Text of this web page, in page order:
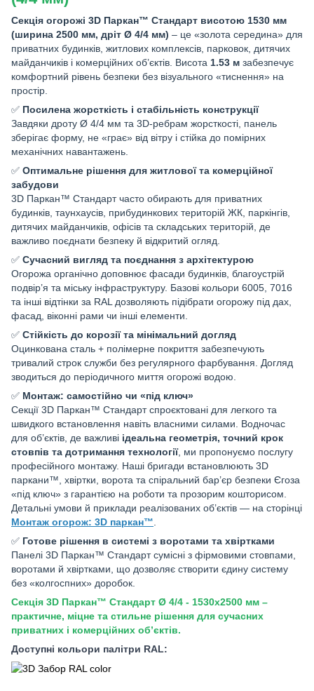
Секція огорожі 3D Паркан™ Стандарт висотою 1530 мм
(ширина 2500 мм, дріт Ø 4/4 мм) – це «золота середина» для
приватних будинків, житлових комплексів, парковок, дитячих
майданчиків і комерційних об’єктів. Висота 1.53 м забезпечує
комфортний рівень безпеки без візуального «тиснення» на
простір.
✅ Посилена жорсткість і стабільність конструкції
Завдяки дроту Ø 4/4 мм та 3D-ребрам жорсткості, панель
зберігає форму, не «грає» від вітру і стійка до помірних
механічних навантажень.
✅ Оптимальне рішення для житлової та комерційної
забудови
3D Паркан™ Стандарт часто обирають для приватних
будинків, таунхаусів, прибудинкових територій ЖК, паркінгів,
дитячих майданчиків, офісів та складських територій, де
важливо поєднати безпеку й відкритий огляд.
✅ Сучасний вигляд та поєднання з архітектурою
Огорожа органічно доповнює фасади будинків, благоустрій
подвір’я та міську інфраструктуру. Базові кольори 6005, 7016
та інші відтінки за RAL дозволяють підібрати огорожу під дах,
фасад, віконні рами чи інші елементи.
✅ Стійкість до корозії та мінімальний догляд
Оцинкована сталь + полімерне покриття забезпечують
тривалий строк служби без регулярного фарбування. Догляд
зводиться до періодичного миття огорожі водою.
✅ Монтаж: самостійно чи «під ключ»
Секції 3D Паркан™ Стандарт спроєктовані для легкого та
швидкого встановлення навіть власними силами. Водночас
для об’єктів, де важливі ідеальна геометрія, точний крок
стовпів та дотримання технології, ми пропонуємо послугу
професійного монтажу. Наші бригади встановлюють 3D
паркани™, хвіртки, ворота та спіральний бар’єр безпеки Єгоза
«під ключ» з гарантією на роботи та прозорим кошторисом.
Детальні умови й приклади реалізованих об’єктів — на сторінці
Монтаж огорож: 3D паркан™
✅ Готове рішення в системі з воротами та хвіртками
Панелі 3D Паркан™ Стандарт сумісні з фірмовими стовпами,
воротами й хвіртками, що дозволяє створити єдину систему
без «колгоспних» доробок.
Секція 3D Паркан™ Стандарт Ø 4/4 - 1530х2500 мм –
практичне, міцне та стильне рішення для сучасних
приватних і комерційних об’єктів.
Доступні кольори палітри RAL: